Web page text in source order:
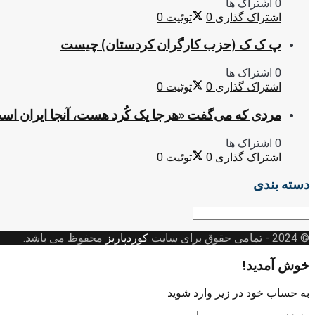
0 اشتراک ها
اشتراک گذاری 0 توئیت 0
پ ک ک (حزب کارگران کردستان) چیست
0 اشتراک ها
اشتراک گذاری 0 توئیت 0
مردی که می‌گفت «هرجا یک کُرد هست، آنجا ایران
0 اشتراک ها
اشتراک گذاری 0 توئیت 0
دسته بندی
دسته
© 2024
- تمامی حقوق برای سایت کوردپاریز محفوظ می باشد.
خوش آمدید!
به حساب خود در زیر وارد شوید